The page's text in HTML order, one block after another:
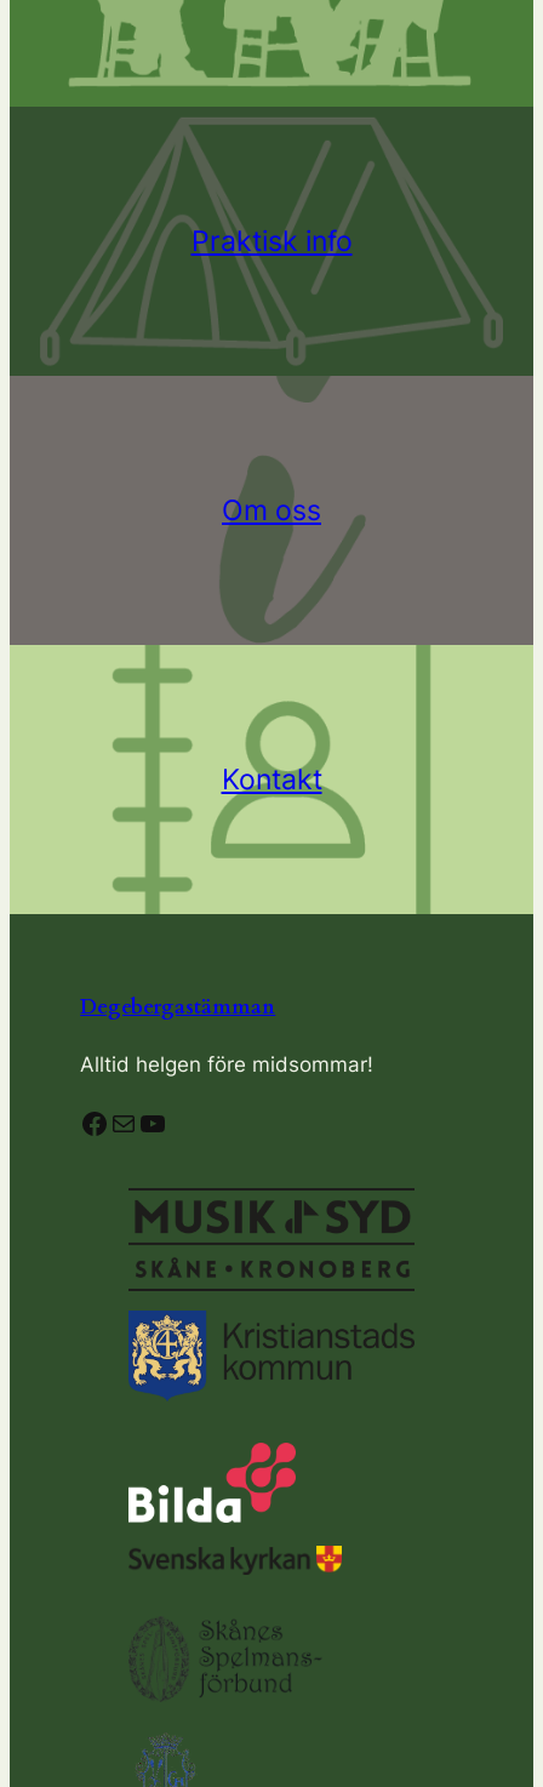
Praktisk info
Om oss
Kontakt
Degebergastämman
Alltid helgen före midsommar!
Facebook E-post YouTube